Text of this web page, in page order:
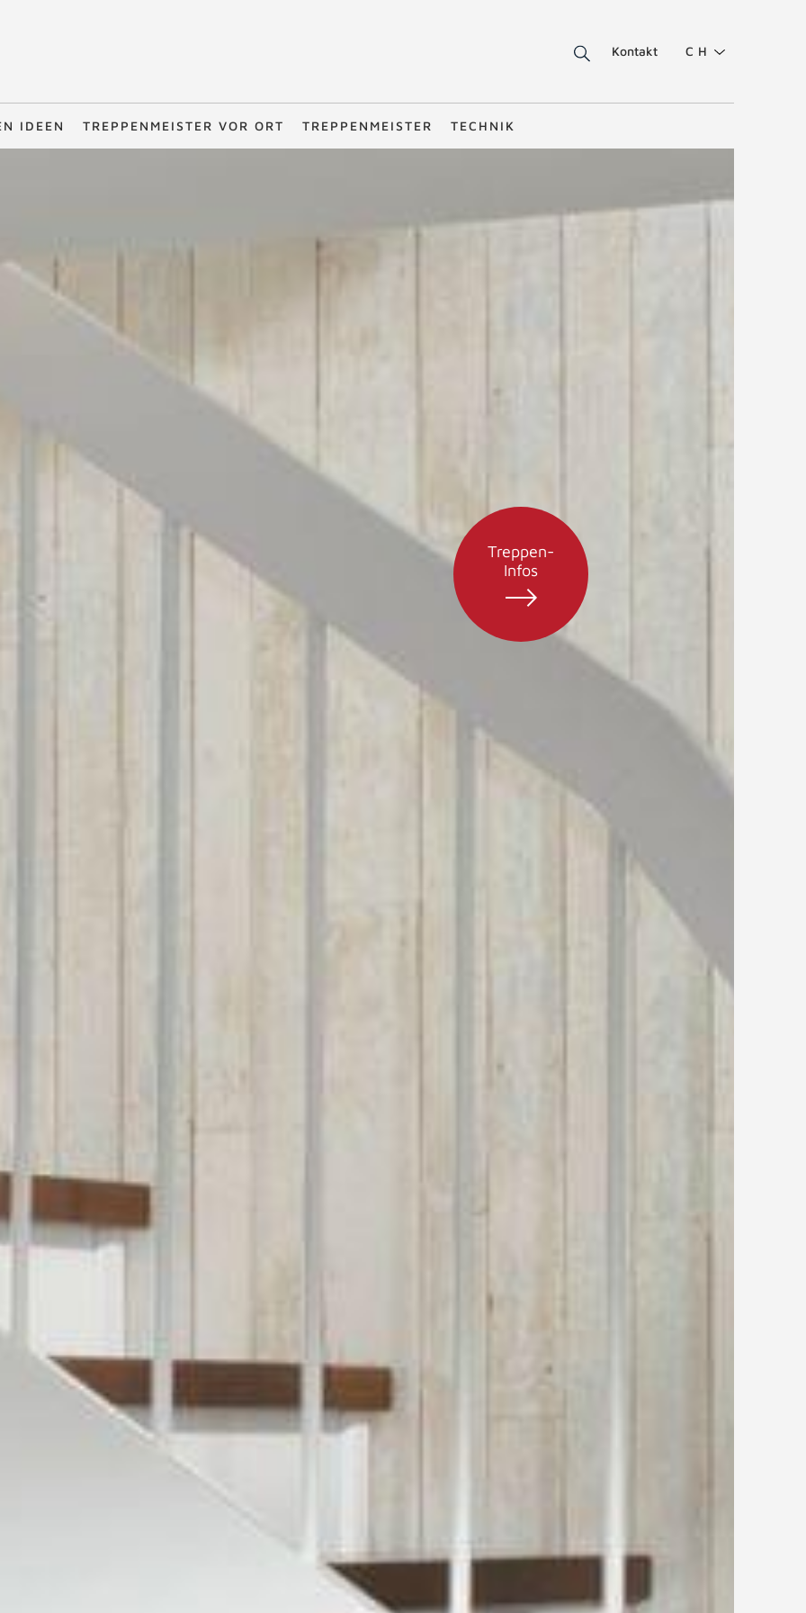
Kontakt CH
IDEEN TREPPENMEISTER VOR ORT TREPPENMEISTER TECHNIK
Treppen-
Infos